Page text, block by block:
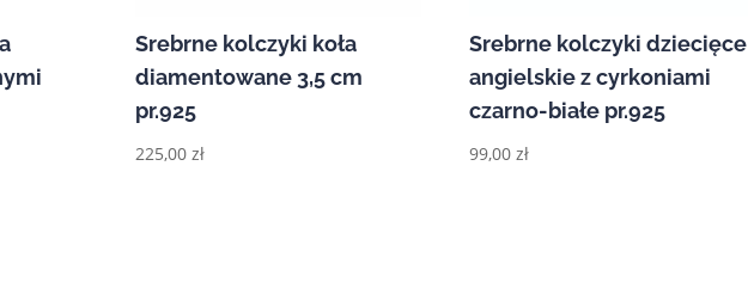
Srebrne kolczyki koła
diamentowane 3,5 cm
pr.925
225,00zł
Srebrne kolczyki dziecięce
angielskie z cyrkoniami
czarno-białe pr.925
99,00zł